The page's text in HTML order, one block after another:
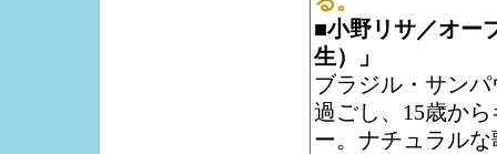
■小野リサ／オー
生）」
ブラジル・サン
過ごし、15歳か
ー。ナチュラル